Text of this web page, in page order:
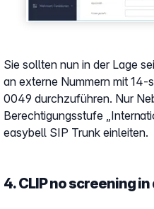
Sie sollten nun in der Lage
an externe Nummern mit
0049 durchzuführen. Nur
Berechtigungsstufe
easybell SIP Trunk einleiten.
4. CLIP no screening